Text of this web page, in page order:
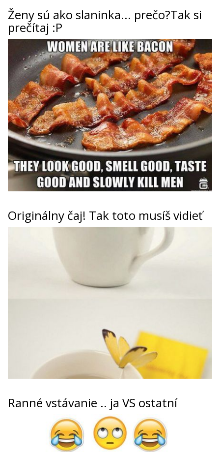
ženy sú ako slaninka... prečo?Tak si
prečítaj :P
Originálny čaj! Tak toto musíš vidieť
Ranné vstávanie .. ja VS ostatní